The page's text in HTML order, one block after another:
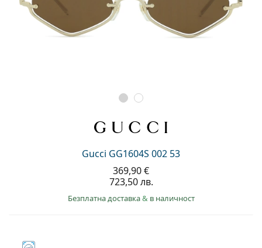
Gucci GG1604S 002 53
369,90 €
723,50 лв.
Безплатна доставка& в наличност